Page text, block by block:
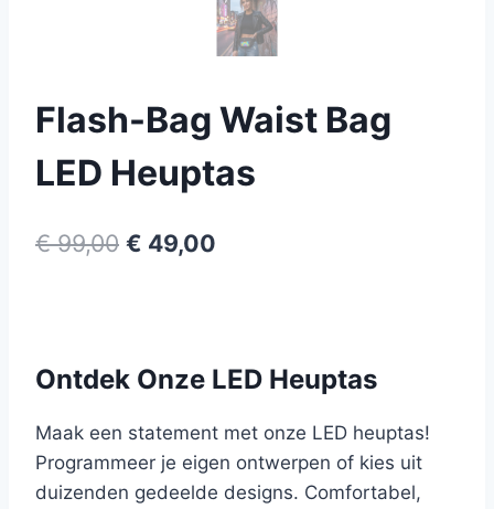
Flash-Bag Waist Bag
LED Heuptas
€99,00 Oorspronkelijke
€ 49,00
Ontdek Onze LED Heuptas
Maak een statement met onze LED heuptas!
Programmeer je eigen ontwerpen of kies uit
duizenden gedeelde designs. Comfortabel,